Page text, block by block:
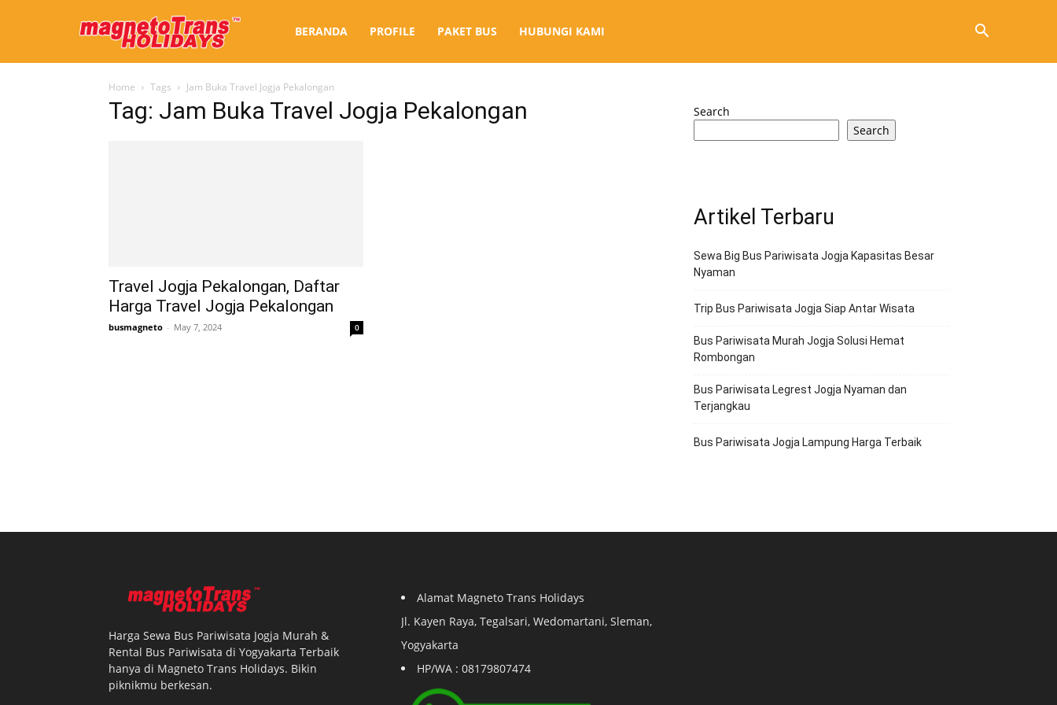
Bus
BERANDA PROFILE PAKET BUS HUBUNGI KAMI
Home Tags Jam Buka Travel Jogja Pekalongan
Tag: Jam Buka Travel Jogja Pekalongan
Travel Jogja Pekalongan, Daftar
Harga Travel Jogja Pekalongan
busmagneto - May 7, 2024 0
Search
Search
Artikel Terbaru
Sewa Big Bus Pariwisata Jogja Kapasitas Besar
Nyaman
Trip Bus Pariwisata Jogja Siap Antar Wisata
Bus Pariwisata Murah Jogja Solusi Hemat
Rombongan
Bus Pariwisata Legrest Jogja Nyaman dan
Terjangkau
Bus Pariwisata Jogja Lampung Harga Terbaik
Harga Sewa Bus Pariwisata Jogja Murah &
Rental Bus Pariwisata di Yogyakarta Terbaik
hanya di Magneto Trans Holidays. Bikin
piknikmu berkesan.
Alamat Magneto Trans Holidays
Jl. Kayen Raya, Tegalsari, Wedomartani, Sleman,
Yogyakarta
HP/WA : 08179807474